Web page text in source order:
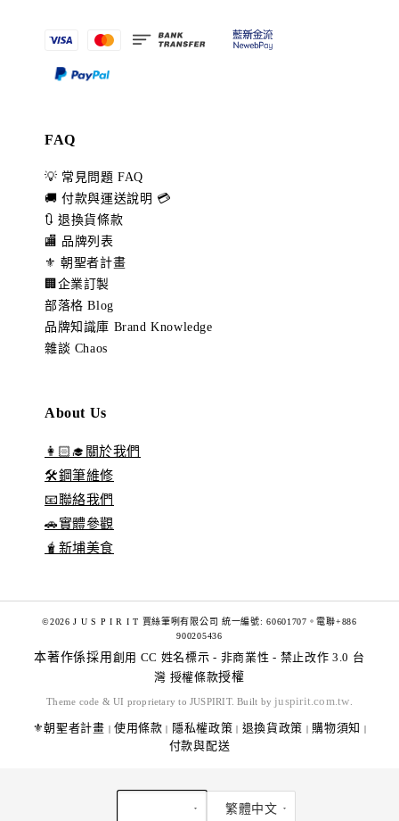
FAQ
💡 常見問題 FAQ
🚚 付款與運送說明 💳
🔃 退換貨條款
🏬 品牌列表
⚜️ 朝聖者計畫
🏢企業訂製
部落格 Blog
品牌知識庫 Brand Knowledge
雜談 Chaos
About Us
👩🏻‍🎓關於我們
🛠️鋼筆維修
📧聯絡我們
🚗實體參觀
🧋新埔美食
©2026 J U S P I R I T 賈絲筆咧有限公司 統一編號: 60601707。電聯+886
900205436
本著作係採用 創用 CC 姓名標示 - 非商業性 - 禁止改作 3.0 台
灣 授權條款授權
Theme code & UI proprietary to JUSPIRIT. Built by juspirit.com.tw
⚜️朝聖者計畫 | 使用條款 | 隱私權政策 | 退換貨政策 | 購物須知 |
付款與配送